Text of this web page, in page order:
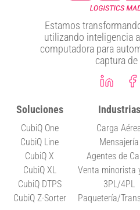
Estamos
utilizando inteligencia
computadora para
captura
Soluciones
CubiQ One
CubiQ Line
CubiQ X
CubiQ XL
CubiQ DTPS
CubiQ Z-Sorter
Industrias
Carga
Mensajería
Agentes de
Venta minorista
3PL/4PL
Paquetería/